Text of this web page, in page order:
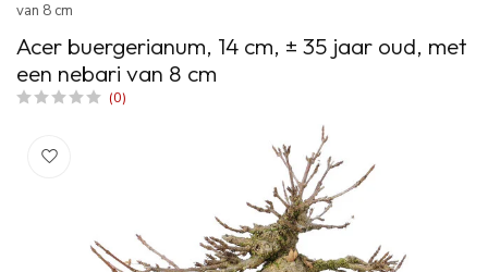
van 8 cm
Acer buergerianum, 14 cm, ± 35 jaar oud, met
een nebari van 8 cm
(0)